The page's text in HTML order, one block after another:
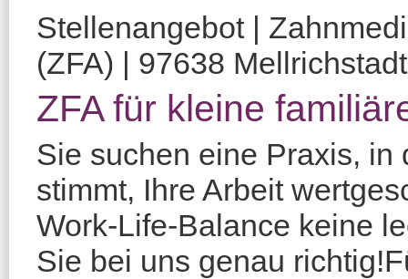
Stellenangebot |
(ZFA) | 97638
ZFA für kleine
Sie suchen eine Praxis, in
stimmt, Ihre Arbeit
Work-Life-Balance keine
Sie bei uns genau